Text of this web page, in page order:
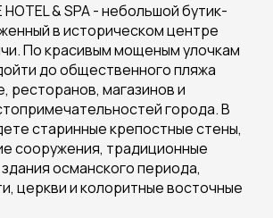
HOTEL & SPA - небольшой бутик-
в историческом центре
По красивым мощеным улочкам
до общественного пляжа
ресторанов, магазинов и
города. В
старинные крепостные стены,
сооружения, традиционные
османского периода,
церкви и колоритные восточные